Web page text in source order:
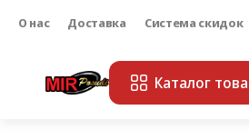
О нас Доставка Система скидок
Каталог